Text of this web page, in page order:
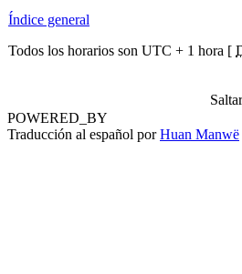
Índice general
Todos los horarios son UTC + 1 hora [
POWERED_BY
Traducción al español porHuan Manwë